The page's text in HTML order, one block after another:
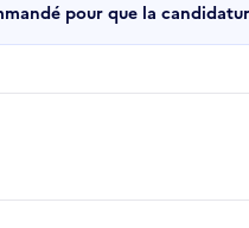
pour que la